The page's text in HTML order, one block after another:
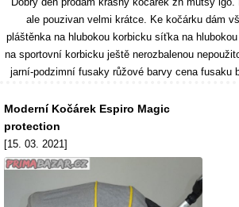
ale pouzivan velmi krátce. Ke kočárku dám
pláštěnka na hlubokou korbicku síťka na
na sportovní korbicku ještě nerozbalenou
jarní-podzimní fusaky růžové barvy cena fusaku
Moderní Kočárek Espiro Magic
protection
[15. 03. 2021]